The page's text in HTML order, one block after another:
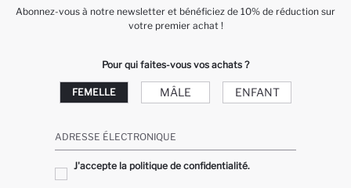
Abonnez-vous à notre newsletter et bénéficiez de 10% de réduction sur
votre premier achat !
Pour qui faites-vous vos achats ?
FEMELLE MÂLE ENFANT
ADRESSE ÉLECTRONIQUE
J'accepte la politique de confidentialité.